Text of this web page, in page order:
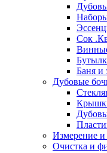
Сок
Баня и
Дубовые
Измерение и
Очистка и